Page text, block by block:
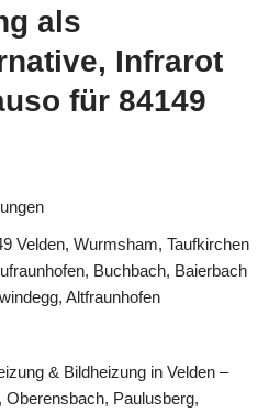
als
Infrarot
für 84149
Velden, Wurmsham, Taufkirchen
Buchbach, Baierbach
Altfraunhofen
& Bildheizung in Velden –
Oberensbach, Paulusberg,